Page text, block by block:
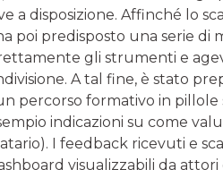
a disposizione. Affinché lo
poi predisposto una serie di
gli strumenti e
A tal fine, è stato
percorso formativo in
indicazioni su come
I feedback ricevuti e
visualizzabili da